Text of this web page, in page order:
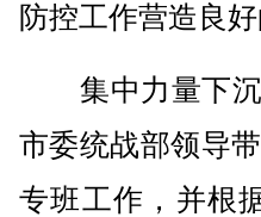
防控工作营造良好
集中力量下沉
市委统战部领导
专班工作，并根